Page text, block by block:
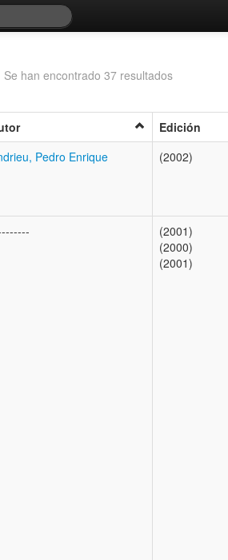
Se han encontrado 37 resultados
Edición
Pedro Enrique (2002)
(2001)
(2000)
(2001)